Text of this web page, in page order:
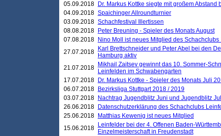
05.09.2018
Dr. Markus Kottke siegte mit großem
04.09.2018 Spaichinger Allroundturnier
03.09.2018 Schachfestival Illertissen
08.08.2018
Peter Breuning - Spieler des Monats August
07.08.2018
Nino Moll ist neues Mitglied des
27.07.2018
Karl Brettschneider und Peter Abel bei den
Hamburg aktiv
21.07.2018
Mikhail Zaitsev gewinnt das 10. Sommer-
Leinfelden im Schwabengarten
17.07.2018
Dr. Markus Kottke - Spieler des Monats Juli
06.07.2018
Bezirksliga Stuttgart 2018 / 2019
03.07.2018
Nachtrag Jugendblitz Juni und Jugendblitz
26.06.2018
Datenschutzerklärung des Schachclubs
25.06.2018
Matthias Kewenig ist neues Mitglied
15.06.2018
Leinfelder bei der 4. Offenen Baden-
Einzelmeisterschaft in Freudenstadt